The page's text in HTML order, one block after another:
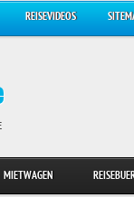
REISEVIDEOS
MIETWAGEN